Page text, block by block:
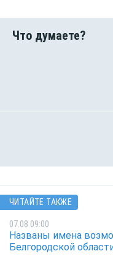
ЧИТАЙТЕ ТАКЖЕ
07.08 09:00
Названы имена
Белгородской